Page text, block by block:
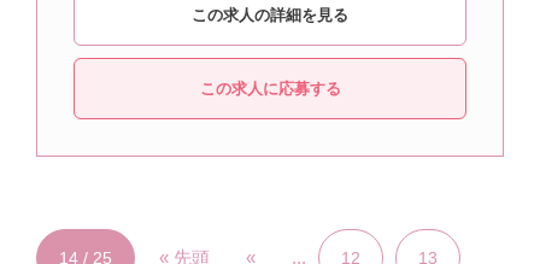
この求人の詳細を見る
この求人に応募する
14 / 25 « 先頭 « ... 12 13